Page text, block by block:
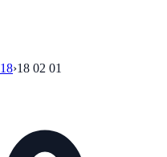
18›18 02 01